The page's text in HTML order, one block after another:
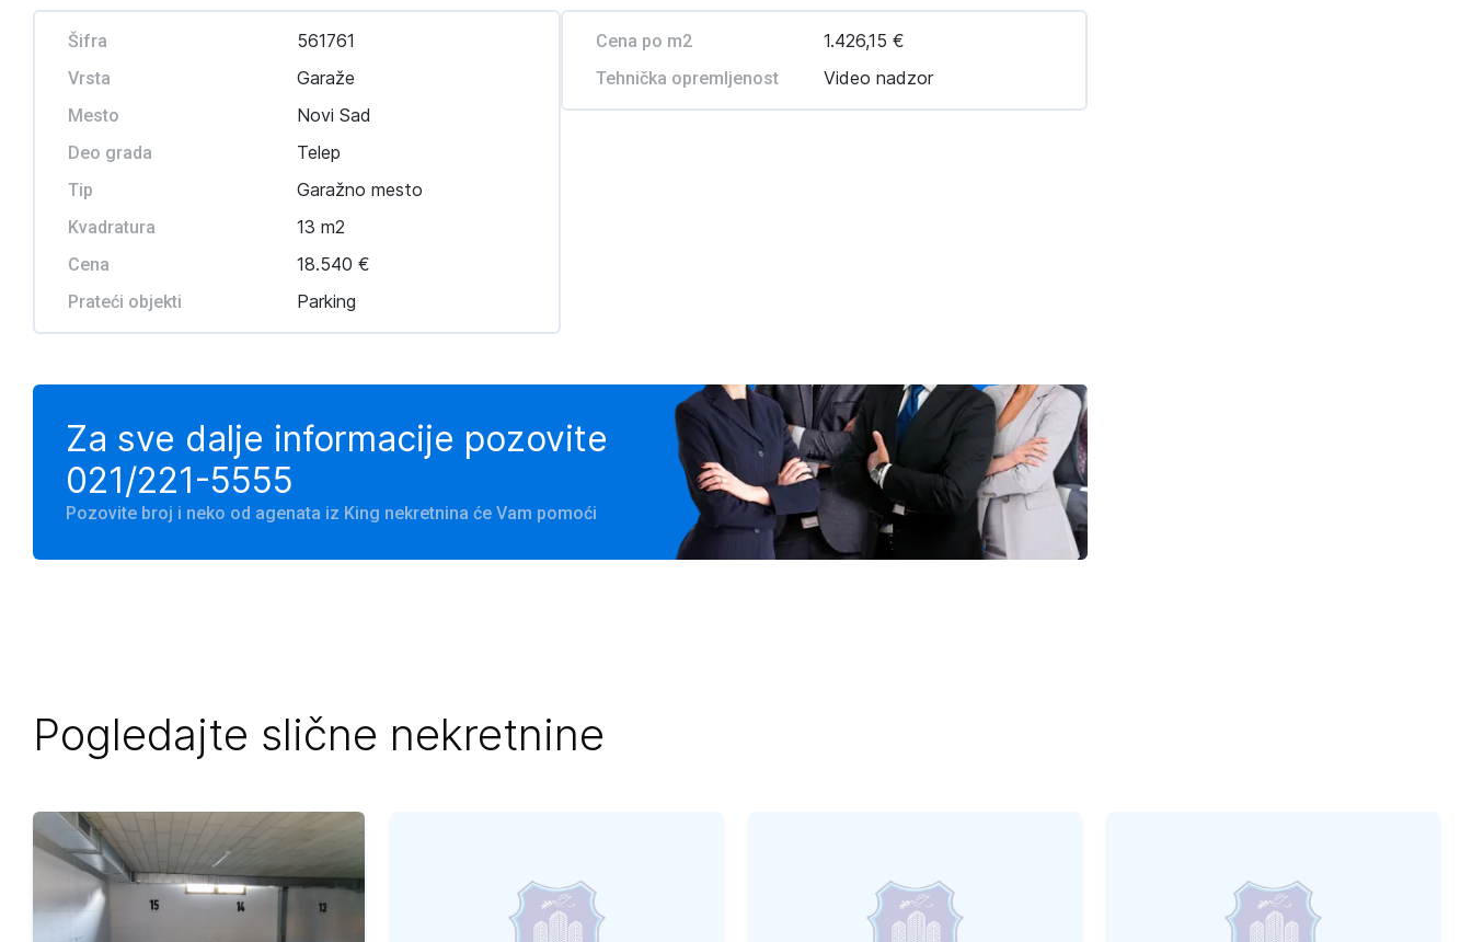
Šifra 561761
Vrsta Garaže
Mesto Novi Sad
Deo grada Telep
Tip Garažno mesto
Kvadratura 13 m2
Cena 18.540 €
Prateći objekti Parking
Cena po m2 1.426,15 €
Tehnička opremljenost Video nadzor
Za sve dalje informacije pozovite
021/221-5555
Pozovite broj i neko od agenata iz King nekretnina će Vam pomoći
Pogledajte slične nekretnine